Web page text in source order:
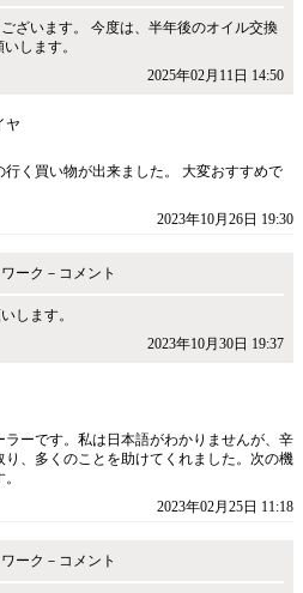
ざいます。 今度は、半年後のオイル交換
します。
2025年02月11日 14:50
ヤ
く買い物が出来ました。 大変おすすめで
2023年10月26日 19:30
ーク－コメント
します。
2023年10月30日 19:37
ーです。私は日本語がわかりませんが、辛
、多くのことを助けてくれました。次の機
2023年02月25日 11:18
ーク－コメント